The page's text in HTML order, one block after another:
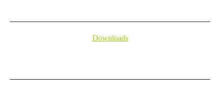
Downloads